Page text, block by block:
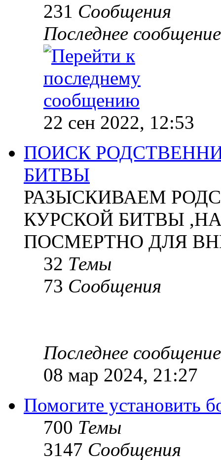
231 Сообщения
Последнее сообщение
22 сен 2022, 12:53
ПОИСК
БИТВЫ
РАЗЫСКИВАЕМ
КУРСКОЙ БИТВЫ
ПОСМЕРТНО ДЛЯ
32 Темы
73 Сообщения
Последнее сообщение
08 мар 2024, 21:27
Помогите установить
700 Темы
3147 Сообщения